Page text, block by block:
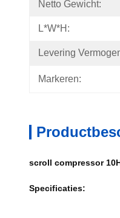
Netto Gewicht:
L*w*h:
Levering
Markeren:
scroll compressor
Specificaties: